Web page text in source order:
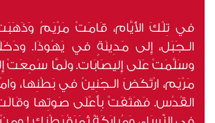
في تِلْكَ الأَيَّام، قَامَتْ مَرْيَمُ
الـجَبَل، إِلى مَدِينَةٍ في يَهُوذَا.
وسَلَّمَتْ عَلَى إِليصَابَات. ولَمَّا سَمِعَتْ
مَرْيَم، ارْتَكَضَ الـجَنِينُ في بَطْنِها،
القُدُس. فَهَتَفَتْ بِأَعْلَى صَوتِها